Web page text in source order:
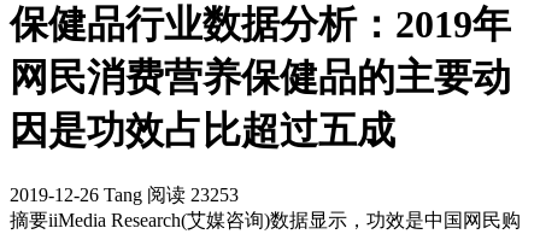
保健品行业数据分析：2019年
网民消费营养保健品的主要动
因是功效占比超过五成
2019-12-26 Tang 阅读 23253
摘要iiMedia Research(艾媒咨询)数据显示，功效是中国网民购